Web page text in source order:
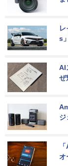
s
AI
ぜ
ジ
オ